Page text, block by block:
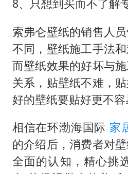
8、只想到买而不了解
索弗仑壁纸的销售人
不同，壁纸施工手法
而壁纸效果的好坏与
关系，贴壁纸不难，
好的壁纸要贴好更不容
相信在环渤海国际 家
的介绍后，消费者对
全面的认知，精心挑